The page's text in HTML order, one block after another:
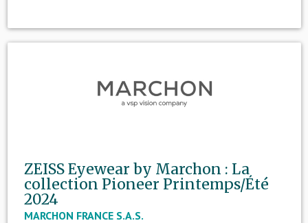
ZEISS Eyewear by Marchon : La
collection Pioneer Printemps/Été
2024
MARCHON FRANCE S.A.S.